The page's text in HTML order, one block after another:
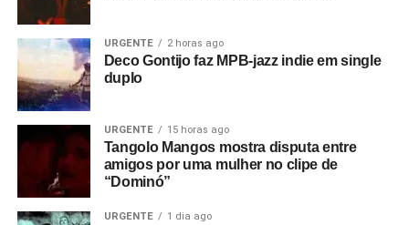
URGENTE 2 horas ago
Deco Gontijo faz MPB-jazz indie em single
duplo
URGENTE 15 horas ago
Tangolo Mangos mostra disputa entre
amigos por uma mulher no clipe de
“Dominó”
URGENTE 1 dia ago